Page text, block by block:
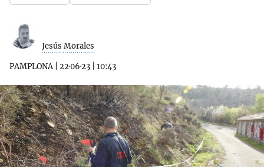
Jesús Morales
PAMPLONA| 22·06·23 10:43